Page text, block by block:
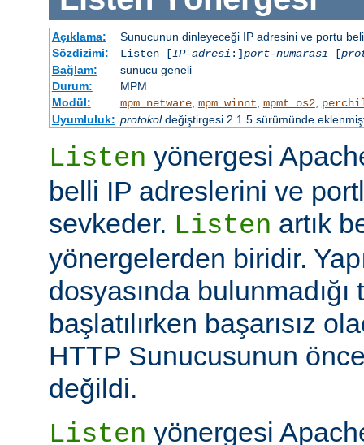
Açıklama:
Sunucunun dinleyeceği IP adresini ve portu
Sözdizimi:
Listen [IP-adresi :]port-numarası [
Bağlam:
sunucu geneli
Durum:
MPM
Modül:
mpm_netware, mpm_winnt mpmt_os2,
Uyumluluk: protokoldeğiştirgesi 2.1.5 sürümünde
Listen yönergesi
belli IP adreslerini ve
sevkeder. Listen artık
yönergelerden biridir.
dosyasında
başlatılırken başarısız
HTTP Sunucusunun
değildi.
Listen yönergesi